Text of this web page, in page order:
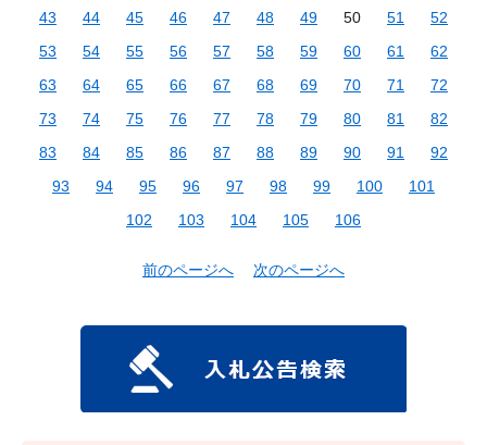
43
44 45 46 47 48 49 50 51
52
53
54 55 56 57 58 59 60 61
62
63
64 65 66 67 68 69 70 71
72
73
74 75 76 77 78 79 80 81
82
83
84 85 86 87 88 89 90 91
92
93
94 95 96 97 98 99 100
101
102
103 104 105 106
前のページへ 次のページへ